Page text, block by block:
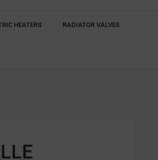
HEATERS RADIATOR VALVES